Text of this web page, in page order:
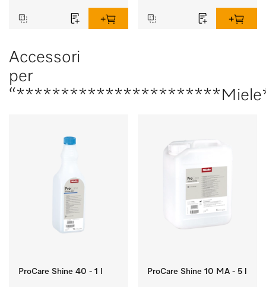
Accessori
per
ProCare Shine 40 - 1 l ProCare Shine 10 MA - 5 l